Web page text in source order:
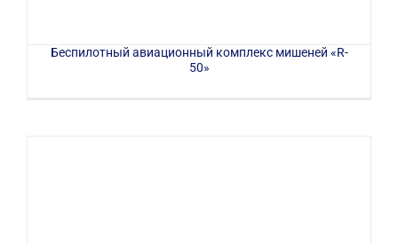
Беспилотный авиационный комплекс мишеней «R-
50»